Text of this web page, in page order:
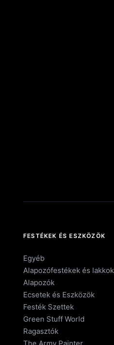
FESTÉKEK ÉS ESZKÖZÖK
Egyéb
Alapozófestékek és lakkok
Alapozók
Ecsetek és Eszközök
Festék Szettek
Green Stuff World
Ragasztók